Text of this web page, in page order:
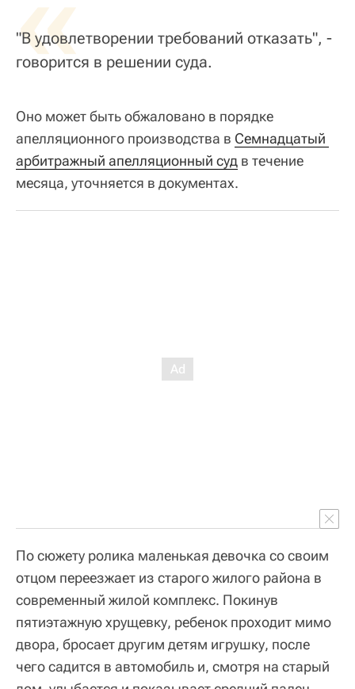
"В удовлетворении требований отказать", -
говорится в решении суда.
Оно может быть обжаловано в порядке
апелляционного производства в Семнадцатый
арбитражный апелляционный суд в течение
месяца, уточняется в документах.
По сюжету ролика маленькая девочка со своим
отцом переезжает из старого жилого района в
современный жилой комплекс. Покинув
пятиэтажную хрущевку, ребенок проходит мимо
двора, бросает другим детям игрушку, после
чего садится в автомобиль и, смотря на старый